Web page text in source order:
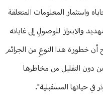
المعلومات المتعلقة
والابتزاز للوصولِ إلى غاياته
أن خطورة هذا النوعِ من الجرائم
دون التقليل من مخاطرها
في حياتها المستقبلية".